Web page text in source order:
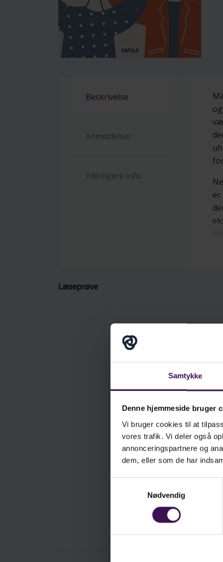
Samtykke
Denne hjemmeside bruger
Vi bruger cookies til at
vores trafik. Vi deler også
annonceringspartnere og
dem, eller som de har
Nødvendig
Beskrivelse
Anmeldelser
Yderligere info
er
Læseprøve